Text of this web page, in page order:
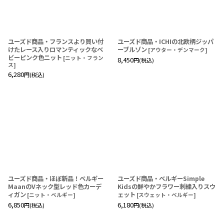
ユーズド商品・フランスより買い付
けたレース入りロマンティックなベ
ビーピンク色ニット [ニット・フラン
ス]
6,280円(税込)
ユーズド商品・ICHIの北欧柄ジッパ
ーブルゾン [アウター・デンマーク]
8,450円(税込)
ユーズド商品・ほぼ新品！ベルギー
MaanのVネック型レッド色カーデ
ィガン [ニット・ベルギー]
6,850円(税込)
ユーズド商品・ベルギーSimple
Kidsの鮮やかフラワー刺繍入りスウ
ェット [スウェット・ベルギー]
6,180円(税込)